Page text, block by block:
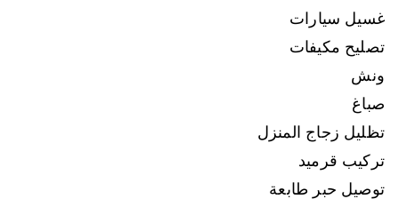
غسيل سيارات
تصليح مكيفات
ونش
صباغ
تظليل زجاج المنزل
تركيب قرميد
توصيل حبر طابعة